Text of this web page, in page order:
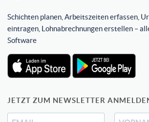
Schichten planen, Arbeitszeiten erfassen,
eintragen, Lohnabrechnungen erstellen –
Software
JETZT ZUM NEWSLETTER